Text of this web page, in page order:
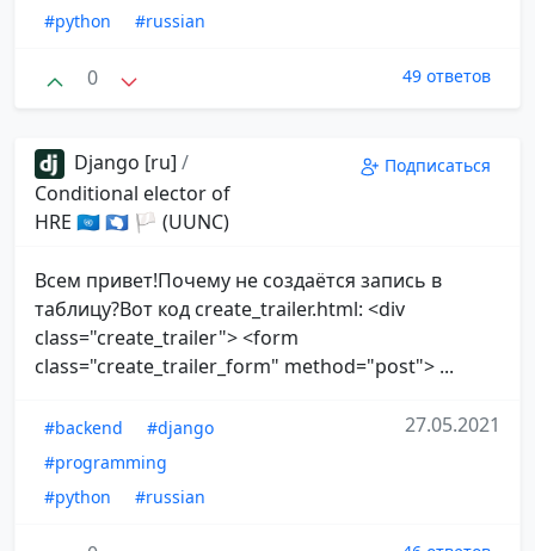
#python
#russian
0 49 ответов
Django [ru] /
Conditional elector of
HRE 🇺🇳 🇦🇶 🏳 (UUNC)
Подписаться
Всем привет!Почему не создаётся запись в
таблицу?Вот код create_trailer.html: <div
class="create_trailer"> <form
class="create_trailer_form" method="post"> ...
#backend
#django
#programming
#python
#russian
27.05.2021